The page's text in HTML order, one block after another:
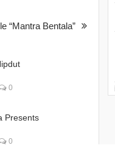
“Mantra Bentala”
0
Presents
0